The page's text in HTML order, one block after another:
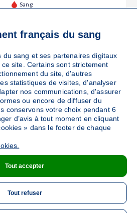
Sang
RENDEZ-VOUS
(ESPACE Jules FERRY -
Sang
à 19h
RENDEZ-VOUS
français du sang
du sang et ses partenaires digitaux
site. Certains sont strictement
du site, d'autres
statistiques de visites, d'analyser
nos communications, d'assurer
ou encore de diffuser du
conservons votre choix pendant 6
d’avis à tout moment en cliquant
» dans le footer de chaque
Tout accepter
Tout refuser